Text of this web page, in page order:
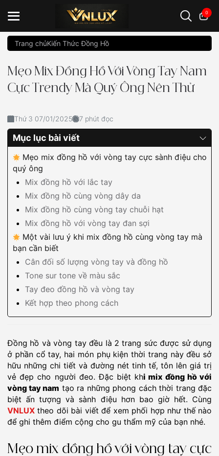
0
Đồng hồ casio đồng hồ G-Shock đồng hồ Orient
Trang chủKiến Thức Đồng Hồ
Mẹo Mix Đồng Hồ Với Vòng Tay Nam
Cực Trendy Mà Quý Ông Nên Thử
Thứ 3 07/01/2025 7 phút đọc
Mục lục bài viết
Mẹo mix đồng hồ với vòng tay cực sành điệu cho
quý ông
Mix đồng hồ với lắc tay
Mix đồng hồ cùng vòng dây da
Mix đồng hồ cùng vòng tay chuỗi hạt
Mix đồng hồ với vòng tay đan sợi
Một vài lưu ý khi mix đồng hồ cùng vòng tay mà
bạn cần biết
Cân đối số lượng vòng tay và đồng hồ
Tone sur tone về màu sắc
Tay đeo đồng hồ và vòng tay
Kết hợp theo phong cách
Đồng hồ và vòng tay đều là 2 trang sức được sử dụng
ở phần cổ tay, hai món phụ kiện thời trang này đều sở
hữu những chi tiết và đường nét tinh tế, tôn lên giá trị
vẻ đẹp cho người đeo. Đặc biệt khi mix đồng hồ với
vòng tay nam tạo ra những phong cách thời trang đặc
biệt ấn tượng và sành điệu hơn bao giờ hết. Cùng
VNLUX theo dõi bài viết để xem phối hợp như thế nào
để ghi thêm điểm cộng cho gu thẩm mỹ của bạn nhé.
Mẹo mix đồng hồ với vòng tay cực